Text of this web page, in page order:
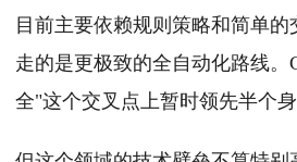
目前主要依赖规则策略和简单的
走的是更极致的全自动化路线。
全"这个交叉点上暂时领先半个身